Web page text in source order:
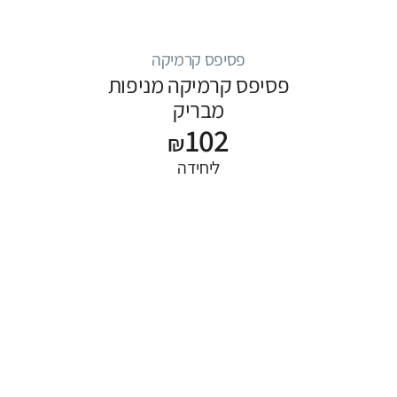
פסיפס קרמיקה
פסיפס קרמיקה מניפות
מבריק
₪102
ליחידה